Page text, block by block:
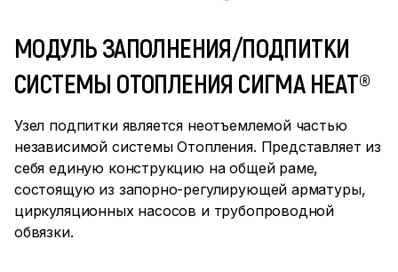
МОДУЛЬ ЗАПОЛНЕНИЯ/ПОДПИТКИ
СИСТЕМЫ ОТОПЛЕНИЯ СИГМА HEAT®
Узел подпитки является неотъемлемой частью
независимой системы Отопления. Представляет из
себя единую конструкцию на общей раме,
состоящую из запорно-регулирующей арматуры,
циркуляционных насосов и трубопроводной
обвязки.